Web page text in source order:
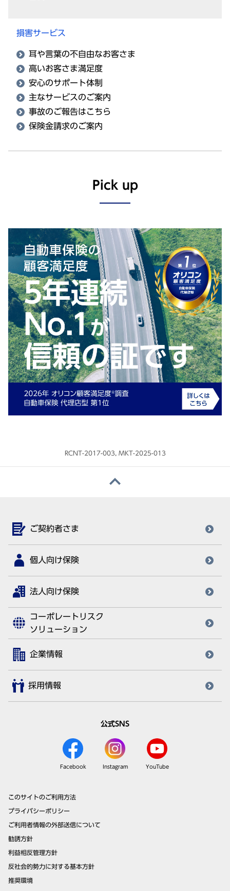
損害サービス
耳や言葉の不自由なお客さま
高いお客さま満足度
安心のサポート体制
主なサービスのご案内
事故のご報告はこちら
保険金請求のご案内
Pick up
RCNT-2017-003, MKT-2025-013
ご契約者さま
個人向け保険
法人向け保険
コーポレートリスク
ソリューション
企業情報
採用情報
公式SNS
Facebook Instagram YouTube
このサイトのご利用方法
プライバシーポリシー
ご利用者情報の外部送信について
勧誘方針
利益相反管理方針
反社会的勢力に対する基本方針
推奨環境